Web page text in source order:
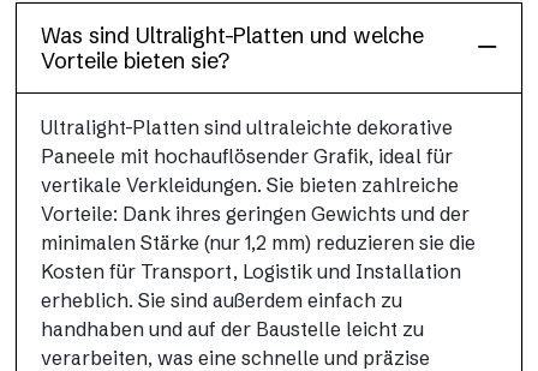
Was sind Ultralight-Platten und welche
Vorteile bieten sie?
Ultralight-Platten sind ultraleichte dekorative
Paneele mit hochauflösender Grafik, ideal für
vertikale Verkleidungen. Sie bieten zahlreiche
Vorteile: Dank ihres geringen Gewichts und der
minimalen Stärke (nur 1,2 mm) reduzieren sie die
Kosten für Transport, Logistik und Installation
erheblich. Sie sind außerdem einfach zu
handhaben und auf der Baustelle leicht zu
verarbeiten, was eine schnelle und präzise